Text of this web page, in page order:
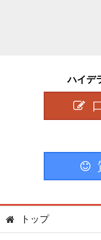
ハイデ
トップ